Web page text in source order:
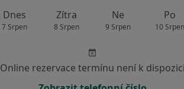
Dnes
7 Srpen
Zítra
8 Srpen
Ne
9 Srpen
Po
10 Srpen
Online rezervace termínu není k dispozici